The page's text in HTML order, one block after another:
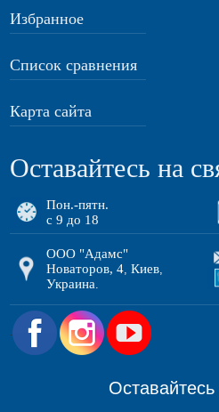
Избранное
Список сравнения
Карта сайта
Оставайтесь на
Пон.-пятн.
с 9 до 18
ООО "Адамс"
Новаторов, 4 ,Киев
Украина
.